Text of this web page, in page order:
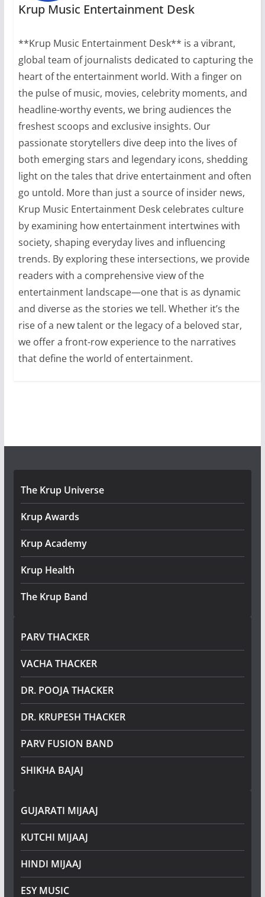
Krup Music Entertainment Desk
**Krup Music Entertainment Desk** is a vibrant,
global team of journalists dedicated to capturing the
heart of the entertainment world. With a finger on
the pulse of music, movies, celebrity moments, and
headline-worthy events, we bring audiences the
freshest scoops and exclusive insights. Our
passionate storytellers dive deep into the lives of
both emerging stars and legendary icons, shedding
light on the tales that drive entertainment and often
go untold. More than just a source of insider news,
Krup Music Entertainment Desk celebrates culture
by examining how entertainment intertwines with
society, shaping everyday lives and influencing
trends. By exploring these intersections, we provide
readers with a comprehensive view of the
entertainment landscape—one that is as dynamic
and diverse as the stories we tell. Whether it’s the
rise of a new talent or the legacy of a beloved star,
we offer a front-row experience to the narratives
that define the world of entertainment.
The Krup Universe
Krup Awards
Krup Academy
Krup Health
The Krup Band
PARV THACKER
VACHA THACKER
DR. POOJA THACKER
DR. KRUPESH THACKER
PARV FUSION BAND
SHIKHA BAJAJ
GUJARATI MIJAAJ
KUTCHI MIJAAJ
HINDI MIJAAJ
ESY MUSIC